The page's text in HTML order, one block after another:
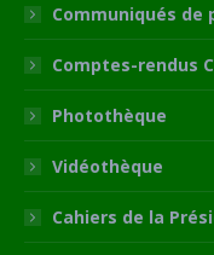
Communiqués de
Comptes-rendus
Photothèque
Vidéothèque
Cahiers de la